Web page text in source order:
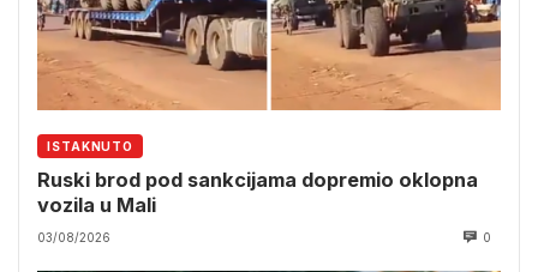
ISTAKNUTO
Ruski brod pod sankcijama dopremio oklopna
vozila u Mali
03/08/2026 0